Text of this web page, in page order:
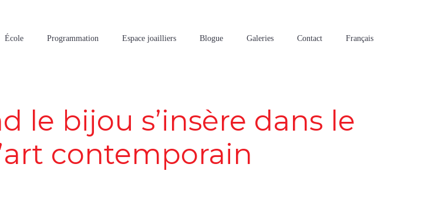
École Programmation Espace joailliers Blogue Galeries Contact Français
le bijou s’insère dans le
contemporain